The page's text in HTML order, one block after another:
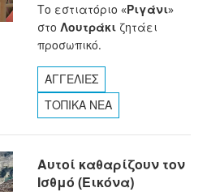
Το εστιατόριο «Ριγάνι»
στο Λουτράκι ζητάει
προσωπικό.
ΑΓΓΕΛΙΕΣ
ΤΟΠΙΚΑ ΝΕΑ
Αυτοί καθαρίζουν τον
Ισθμό (Εικόνα)